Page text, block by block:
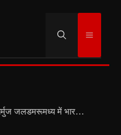
Menu
Hormuz Strait Conflict News Live: होर्मुज जलडमरूमध्य में भारतीय जहाज पर ईरान की फायरिंग! विदेश मंत्रालय ने राजदूत को किया तलब